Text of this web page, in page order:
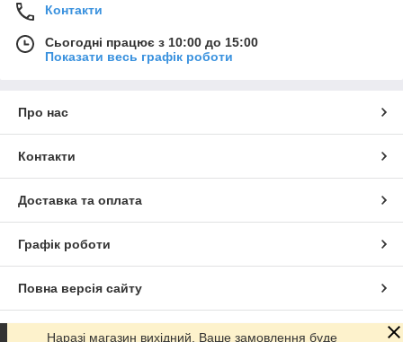
Контакти
Сьогодні працює з 10:00 до 15:00
Показати весь графік роботи
Про нас
Контакти
Доставка та оплата
Графік роботи
Повна версія сайту
Сайт створено на маркетплейсі
Наразі магазин вихідний, Ваше замовлення буде